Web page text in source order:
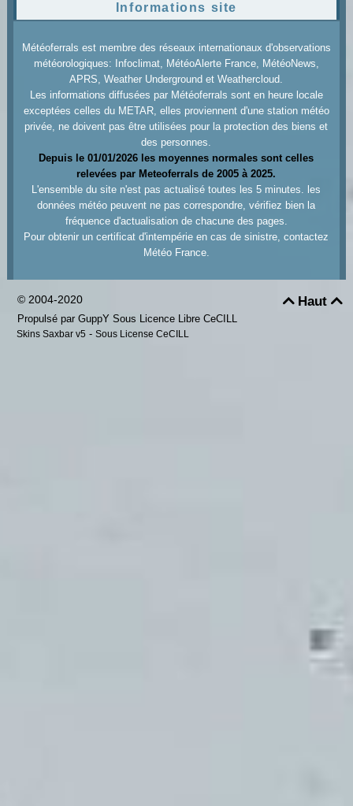
Informations site
Météoferrals est membre des réseaux internationaux d'observations
météorologiques: Infoclimat, MétéoAlerte France, MétéoNews,
APRS, Weather Underground et Weathercloud.
Les informations diffusées par Météoferrals sont en heure locale
exceptées celles du METAR, elles proviennent d'une station météo
privée, ne doivent pas être utilisées pour la protection des biens et
des personnes.
Depuis le 01/01/2026 les moyennes normales sont celles
relevées par Meteoferrals de 2005 à 2025.
L'ensemble du site n'est pas actualisé toutes les 5 minutes. les
données météo peuvent ne pas correspondre, vérifiez bien la
fréquence d'actualisation de chacune des pages.
Pour obtenir un certificat d'intempérie en cas de sinistre, contactez
Météo France.
Haut
© 2004-2020
Propulsé par GuppY Sous Licence Libre CeCILL
Skins Saxbar v5 - Sous License CeCILL